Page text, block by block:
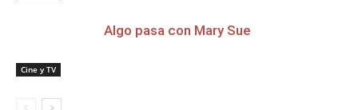
Cine y TV
Algo pasa con Mary Sue